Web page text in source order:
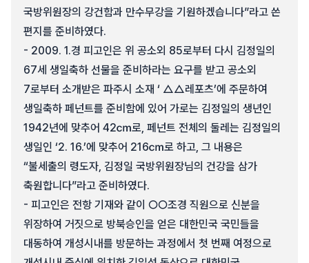
국방위원장의 강건함과 만수무강을 기원하겠습니다”라고 쓴
편지를 준비하였다.
- 2009. 1.경 피고인은 위 공소외 85로부터 다시 김정일의
67세 생일축하 선물을 준비하라는 요구를 받고 공소외
7로부터 소개받은 파주시 소재 ‘ △△레포츠’에 주문하여
생일축하 페넌트를 준비함에 있어 가로는 김정일의 생년인
1942년에 맞추어 42㎝로, 페넌트 전체의 둘레는 김정일의
생일인 ‘2. 16.’에 맞추어 216㎝로 하고, 그 내용은
“불세출의 령도자, 김정일 국방위원장님의 건강을 삼가
축원합니다”라고 준비하였다.
- 피고인은 전항 기재와 같이 ○○조경 직원으로 신분을
위장하여 거짓으로 방북승인을 얻은 대한민국 국민들을
대동하여 개성시내를 방문하는 과정에서 첫 번째 여정으로